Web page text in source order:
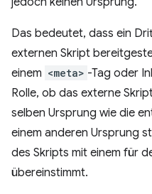
Das bedeutet, dass ein
externen Skript
einem <meta> -Tag oder
Rolle, ob das externe
selben Ursprung wie die
einem anderen Ursprung
des Skripts mit einem für
übereinstimmt.